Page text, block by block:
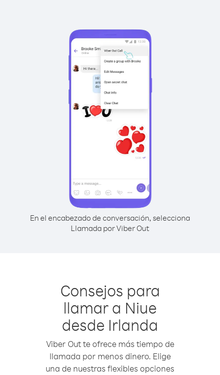
En el encabezado de conversación, selecciona
Llamada por Viber Out
Consejos para
llamar a Niue
desde Irlanda
Viber Out te ofrece más tiempo de
llamada por menos dinero. Elige
una de nuestras flexibles opciones